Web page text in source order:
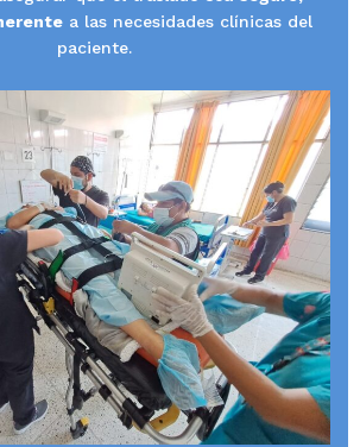
a las necesidades clínicas del
paciente.